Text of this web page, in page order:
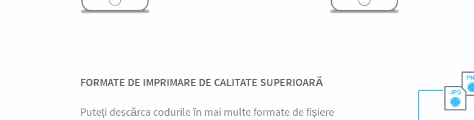
FORMATE DE IMPRIMARE DE CALITATE SUPERIOARĂ
Puteți descărca codurile în mai multe formate de fișiere